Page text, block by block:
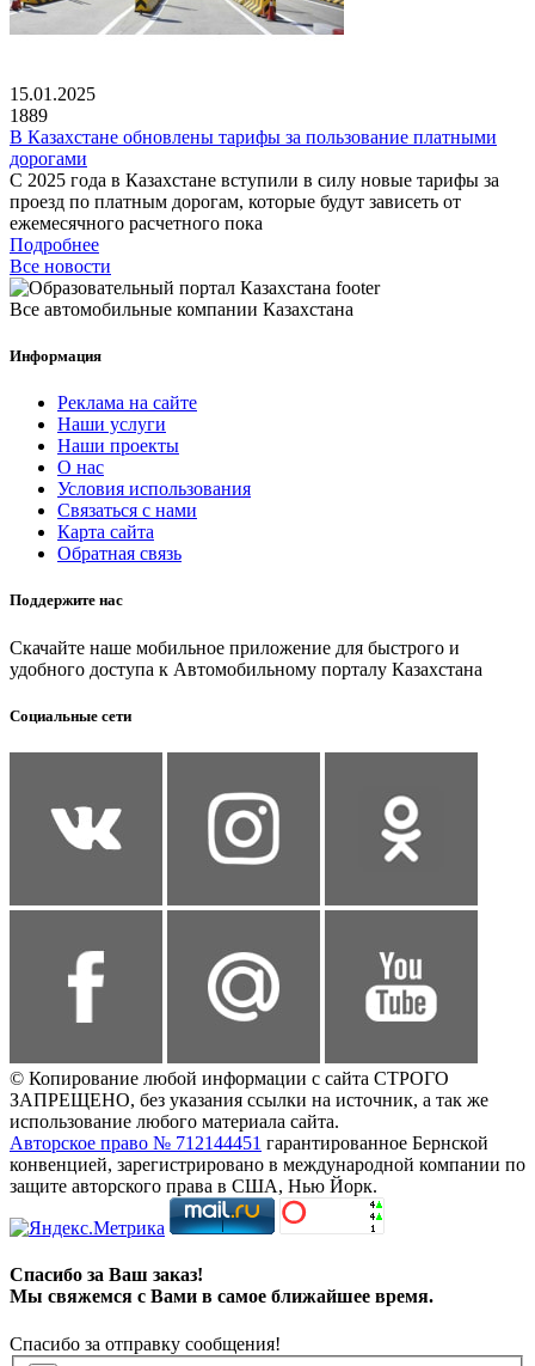
15.01.2025
1889
В Казахстане обновлены тарифы за пользование платными
дорогами
С 2025 года в Казахстане вступили в силу новые тарифы за
проезд по платным дорогам, которые будут зависеть от
ежемесячного расчетного пока
Подробнее
Все новости
Все автомобильные компании Казахстана
Информация
Реклама на сайте
Наши услуги
Наши проекты
О нас
Условия использования
Связаться с нами
Карта сайта
Обратная связь
Поддержите нас
Скачайте наше мобильное приложение для быстрого и
удобного доступа к Автомобильному порталу Казахстана
Социальные сети
© Копирование любой информации с сайта СТРОГО
ЗАПРЕЩЕНО, без указания ссылки на источник, а так же
использование любого материала сайта.
Авторское право № 712144451 гарантированное Бернской
конвенцией, зарегистрировано в международной компании по
защите авторского права в США, Нью Йорк.
Спасибо за Ваш заказ!
Мы свяжемся с Вами в самое ближайшее время.
Спасибо за отправку сообщения!